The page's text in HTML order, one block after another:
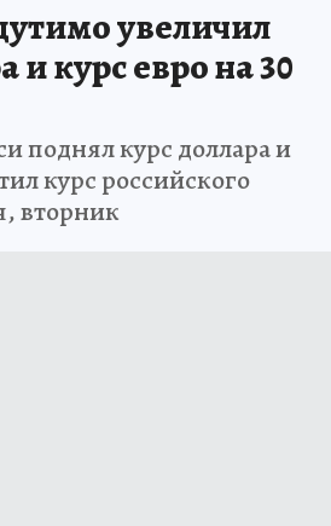
увеличил
и курс евро на 30
поднял курс доллара и
курс российского
вторник